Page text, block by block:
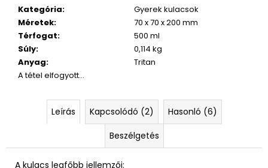
Kategória:
Gyerek kulacsok
Méretek:
70 x 70 x 200 mm
Térfogat:
500 ml
Súly:
0,114 kg
Anyag:
Tritan
A tétel elfogyott…
Leírás Kapcsolódó (2)
Hasonló (6)
Beszélgetés
A kulacs legfőbb jellemzői:
32
392
Ft
Korábbi:
40
490
Ft